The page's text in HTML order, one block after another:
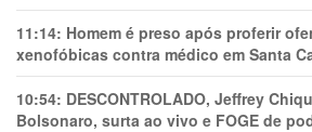
11:14: Homem é preso após proferir
xenofóbicas contra médico em Santa
10:54: DESCONTROLADO, Jeffrey
Bolsonaro, surta ao vivo e FOGE de